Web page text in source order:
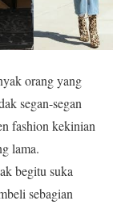
orang yang
segan-segan
fashion kekinian
lama.
begitu suka
sebagian